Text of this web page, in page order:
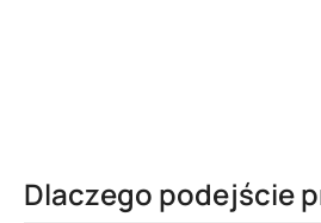
Dlaczego podejście